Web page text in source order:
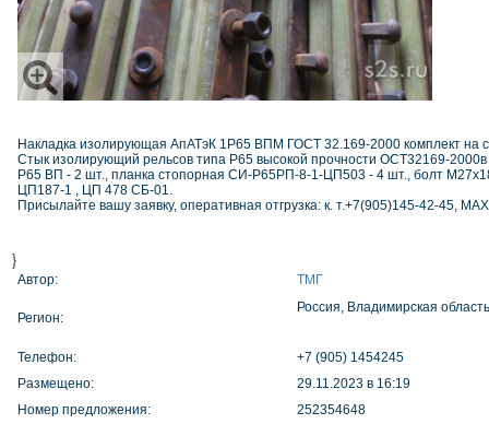
Накладка изолирующая АпАТэК 1Р65 ВПМ ГОСТ 32.169-2000 комплект на
Стык изолирующий рельсов типа Р65 высокой прочности ОСТ32169-
Р65 ВП - 2 шт., планка стопорная СИ-Р65РП-8-1-ЦП503 - 4 шт., болт
ЦП187-1 , ЦП 478 СБ-01.
Присылайте вашу заявку, оперативная отгрузка: к. т.+7(905)145-42-45,
}
Автор: ТМГ
Регион:
Россия, Владимирская область
Телефон:
+7 (905) 1454245
Размещено:
29.11.2023 в 16:19
Номер предложения:
252354648